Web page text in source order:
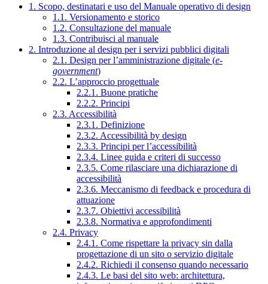
1. Scopo, destinatari e uso del Manuale operativo di design
1.1. Versionamento e storico
1.2. Consultazione del manuale
1.3. Contribuisci al manuale
2. Introduzione al design per i servizi pubblici digitali
2.1. Design per l’amministrazione digitale (e-
government)
2.2. L’approccio progettuale
2.2.1. Buone pratiche
2.2.2. Principi
2.3. Accessibilità
2.3.1. Definizione
2.3.2. Accessibilità by design
2.3.3. Principi per l’accessibilità
2.3.4. Linee guida e criteri di successo
2.3.5. Come rilasciare una dichiarazione di
accessibilità
2.3.6. Meccanismo di feedback e procedura di
attuazione
2.3.7. Obiettivi accessibilità
2.3.8. Normativa e approfondimenti
2.4. Privacy
2.4.1. Come rispettare la privacy sin dalla
progettazione di un sito o servizio digitale
2.4.2. Richiedi il consenso quando necessario
2.4.3. Le basi del sito web: architettura,